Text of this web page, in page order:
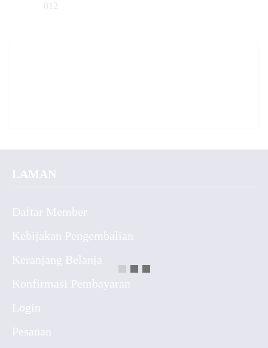
012
LAMAN
Daftar Member
Kebijakan Pengembalian
Keranjang Belanja
Konfirmasi Pembayaran
Login
Pesanan